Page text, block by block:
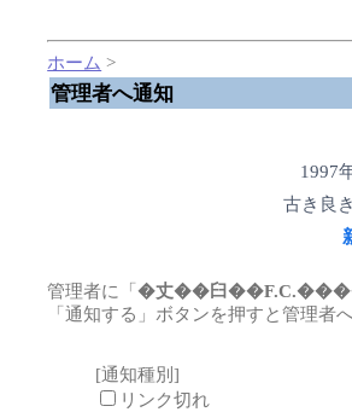
ホーム >
管理者へ通知
1997
古き良
管理者に「�丈��臼
「通知する」ボタンを押すと管理者
[通知種別]
リンク切れ